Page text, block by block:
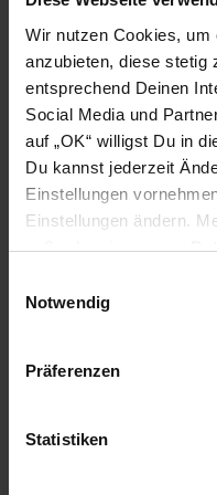
Wir nutzen Cookies,
anzubieten, diese stetig
entsprechend Deinen
Social Media und
auf „OK“ willigst Du in
Du kannst jederzeit
Einstellungen
Einstellungen ändern.
außerdem in unserer
Notwendig
Präferenzen
Statistiken
JANO 5/5 –
Zeitstrafen:
JANO 7×2
NEWSLETTER
informiert werden willst,
Newsletter
navigation